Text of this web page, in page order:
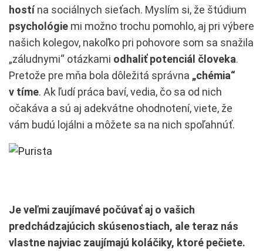
hostína sociálnych sieťach. Myslím si, že štúdium
psychológie mi možno trochu pomohlo, aj pri výbere
našich kolegov, nakoľko pri pohovore som sa snažila
„záludnymi“ otázkami odhaliť potenciál človeka.
Pretože pre mňa bola dôležitá správna „chémia“
v tíme. Ak ľudí práca baví, vedia, čo sa od nich
očakáva a sú aj adekvátne ohodnotení, viete, že
vám budú lojálni a môžete sa na nich spoľahnúť.
Je veľmi zaujímavé počúvať aj o vašich
predchádzajúcich skúsenostiach, ale teraz nás
vlastne najviac zaujímajú koláčiky, ktoré pečiete.